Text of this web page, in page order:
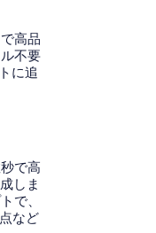
高品
不要
に追
で高
しま
で、
など